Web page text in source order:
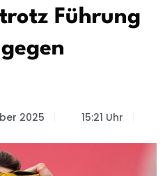
Führung
2025 15:21 Uhr